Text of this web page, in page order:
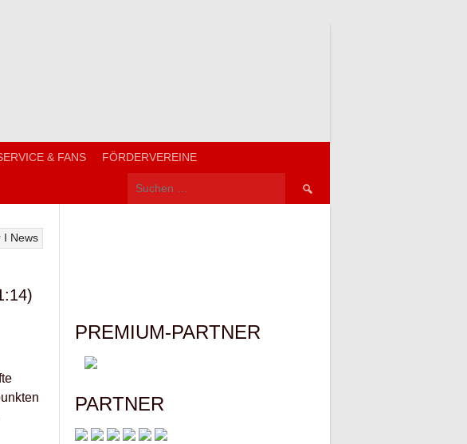
& FANS FÖRDERVEREINE
Suchen
I News
PREMIUM-PARTNER
PARTNER